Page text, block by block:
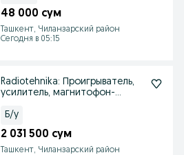
48 000 сум
Ташкент, Чиланзарский район
Сегодня в 05:15
Radiotehnika: Проигрыватель,
усилитель, магнитофон-
Б/у
2 031 500 сум
Ташкент, Чиланзарский район